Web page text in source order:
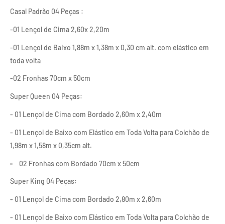
Casal Padrão 04 Peças :
-01 Lençol de Cima 2,60x 2,20m
-01 Lençol de Baixo 1,88m x 1,38m x 0,30 cm alt. com elástico em
toda volta
-02 Fronhas 70cm x 50cm
Super Queen 04 Peças:
- 01 Lençol de Cima com Bordado 2,60m x 2,40m
- 01 Lençol de Baixo com Elástico em Toda Volta para Colchão de
1,98m x 1,58m x 0,35cm alt.
02 Fronhas com Bordado 70cm x 50cm
Super King 04 Peças:
- 01 Lençol de Cima com Bordado 2,80m x 2,60m
- 01 Lençol de Baixo com Elástico em Toda Volta para Colchão de